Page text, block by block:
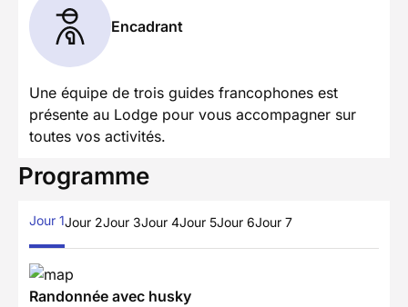
Encadrant
Une équipe de trois guides francophones est
présente au Lodge pour vous accompagner sur
toutes vos activités.
Programme
Jour 1Jour 2Jour 3Jour 4Jour 5Jour 6Jour 7
Randonnée avec husky